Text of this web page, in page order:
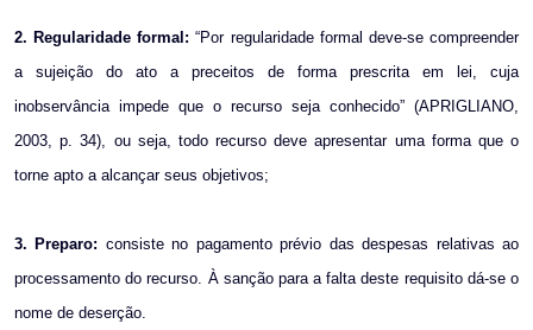
2. Regularidade formal:“Por regularidade formal deve-se compreender
a sujeição do ato a preceitos de forma prescrita em lei, cuja
inobservância impede que o recurso seja conhecido” (APRIGLIANO,
2003, p. 34), ou seja, todo recurso deve apresentar uma forma que o
torne apto a alcançar seus objetivos;
3. Preparo: consiste no pagamento prévio das despesas relativas ao
processamento do recurso. À sanção para a falta deste requisito dá-se o
nome de deserção.